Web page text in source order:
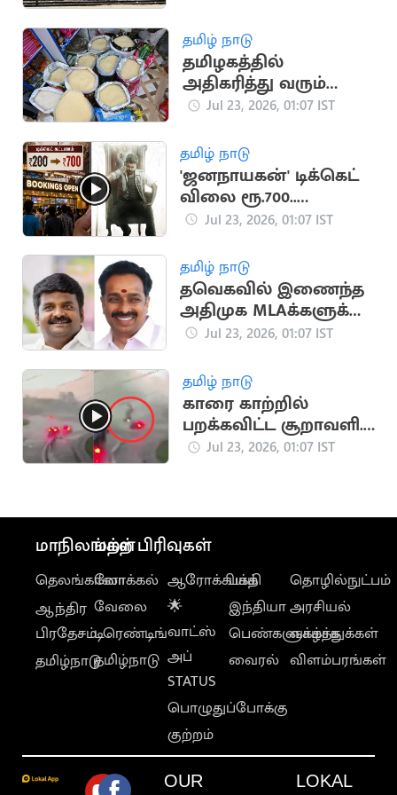
தமிழ் நாடு
தமிழகத்தில்
அதிகரித்து வரும்
அரிசி விலை..
Jul 23, 2026, 01:07 IST
தமிழ் நாடு
'ஜனநாயகன்' டிக்கெட்
விலை ரூ.700..
ரசிகர்கள் அதிர்ச்சி
Jul 23, 2026, 01:07 IST
தமிழ் நாடு
தவெகவில் இணைந்த
அதிமுக MLAக்களுக்கு
பதவி இல்லை..
Jul 23, 2026, 01:07 IST
தமிழ் நாடு
காரை காற்றில்
பறக்கவிட்ட சூறாவளி..
பரபரப்பு வீடியோ
Jul 23, 2026, 01:07 IST
மாநிலங்கள்
தெலங்கானா
ஆந்திர
பிரதேசம்
தமிழ்நாடு
மற்ற பிரிவுகள்
லோக்கல்
வேலை
டிரெண்டிங்
தமிழ்நாடு
ஆரோக்கியம்
🌟
வாட்ஸ்
அப்
STATUS
பொழுதுப்போக்கு
குற்றம்
பக்தி
இந்தியா
பெண்களுக்காக
வைரல்
தொழில்நுட்பம்
அரசியல்
வாழ்த்துக்கள்
விளம்பரங்கள்
OUR LOKAL